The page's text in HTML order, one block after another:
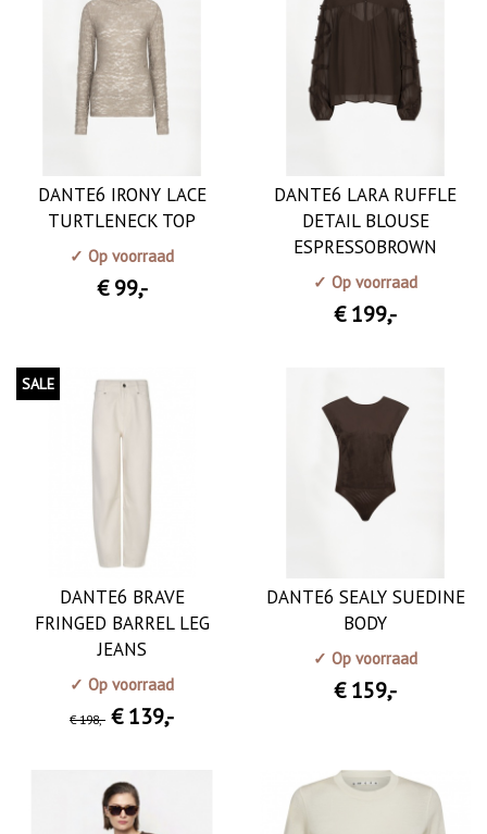
DANTE6 IRONY LACE
TURTLENECK TOP
✓ Op voorraad
€ 99,-
DANTE6 LARA RUFFLE
DETAIL BLOUSE
ESPRESSOBROWN
✓ Op voorraad
€ 199,-
SALE
DANTE6 BRAVE
FRINGED BARREL LEG
JEANS
✓ Op voorraad
€ 198,- € 139,-
DANTE6 SEALY SUEDINE
BODY
✓ Op voorraad
€ 159,-